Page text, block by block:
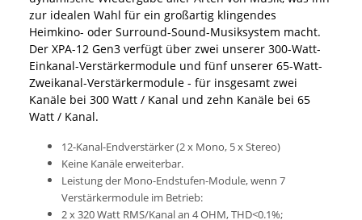
zur idealen Wahl für ein großartig klingendes
Heimkino- oder Surround-Sound-Musiksystem macht.
Der XPA-12 Gen3 verfügt über zwei unserer 300-Watt-
Einkanal-Verstärkermodule und fünf unserer 65-Watt-
Zweikanal-Verstärkermodule - für insgesamt zwei
Kanäle bei 300 Watt / Kanal und zehn Kanäle bei 65
Watt / Kanal.
12-Kanal-Endverstärker (2 x Mono, 5 x Stereo)
Keine Kanäle erweiterbar.
Leistung der Mono-Endstufen-Module, wenn 7
Verstärkermodule im Betrieb:
2 x 320 Watt RMS/Kanal an 4 OHM, THD<0.1%;